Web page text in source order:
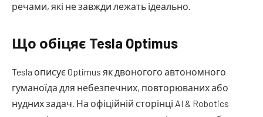
речами, які не завжди лежать ідеально.
Що обіцяє Tesla Optimus
Tesla описує Optimus як двоногого автономного
гуманоїда для небезпечних, повторюваних або
нудних задач. На офіційній сторінці AI & Robotics